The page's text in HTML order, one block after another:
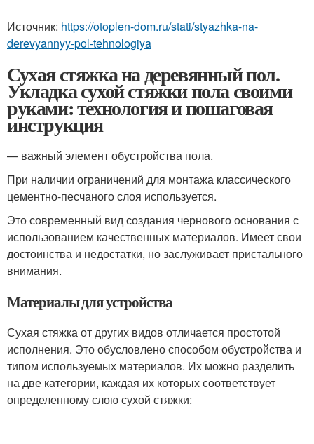
Источник: https://otoplen-dom.ru/stati/styazhka-na-
derevyannyy-pol-tehnologiya
Сухая стяжка на деревянный пол.
Укладка сухой стяжки пола своими
руками: технология и пошаговая
инструкция
— важный элемент обустройства пола.
При наличии ограничений для монтажа классического
цементно-песчаного слоя используется.
Это современный вид создания чернового основания с
использованием качественных материалов. Имеет свои
достоинства и недостатки, но заслуживает пристального
внимания.
Материалы для устройства
Сухая стяжка от других видов отличается простотой
исполнения. Это обусловлено способом обустройства и
типом используемых материалов. Их можно разделить
на две категории, каждая их которых соответствует
определенному слою сухой стяжки: